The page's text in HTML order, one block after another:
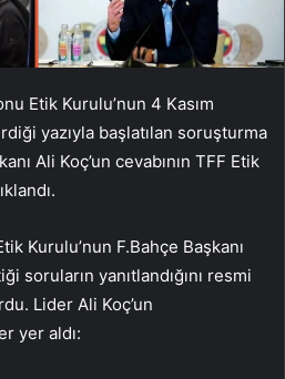
Etik Kurulu’nun 4 Kasım
yazıyla başlatılan soruşturma
Ali Koç’un cevabının TFF Etik
Kurulu’nun F.Bahçe Başkanı
soruların yanıtlandığını resmi
Lider Ali Koç’un
yer aldı: